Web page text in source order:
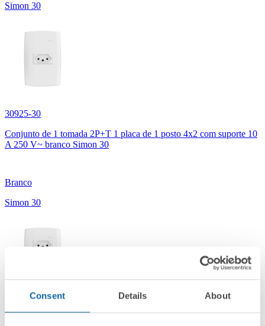
Consent Details About
Simon 30
30925-30
Conjunto de 1 tomada 2P+T 1 placa de 1 posto 4x2 com suporte 10
A 250 V~ branco Simon 30
Branco
Simon 30
30954-30